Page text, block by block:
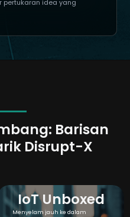
pertukaran idea yang
Barisan
Disrupt-X
IoT Unboxed
Menyelam jauh ke dalam